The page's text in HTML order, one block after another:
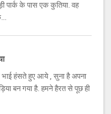
पार्क के पास एक कुतिया. वह
भाई हंसते हुए आये , सुना है अपना
बन गया है. हमने हैरत से पूछ ही